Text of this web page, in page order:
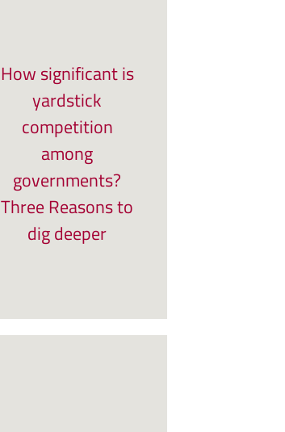
How significant is
yardstick
competition
among
governments?
Three Reasons to
dig deeper